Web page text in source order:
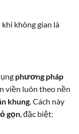
không gian là
phương pháp
viền luôn theo nền
khung . Cách này
gọn , đặc biệt: